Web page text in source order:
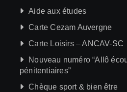
Aide aux études
Carte Cezam Auvergne
Carte Loisirs – ANCAV-SC
Nouveau numéro “Allô
pénitentiaires”
Chèque sport & bien être